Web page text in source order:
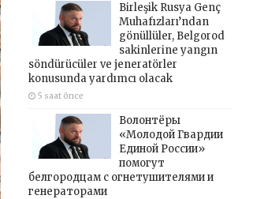
Birleşik Rusya Genç
Muhafızları’ndan
gönüllüler, Belgorod
sakinlerine yangın
söndürücüler ve jeneratörler
konusunda yardımcı olacak
5 saat önce
Волонтёры
«Молодой Гвардии
Единой России»
помогут
белгородцам с огнетушителями и
генераторами